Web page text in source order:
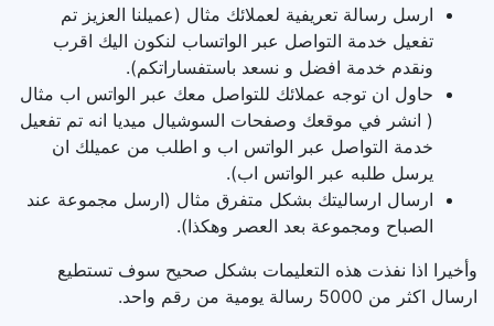
ارسل رسالة تعريفية لعملائك مثال (عميلنا العزيز تم
تفعيل خدمة التواصل عبر الواتساب لنكون اليك اقرب
ونقدم خدمة افضل و نسعد باستفساراتكم).
حاول ان توجه عملائك للتواصل معك عبر الواتس اب مثال
( انشر في موقعك وصفحات السوشيال ميديا انه تم تفعيل
خدمة التواصل عبر الواتس اب و اطلب من عميلك ان
يرسل طلبه عبر الواتس اب).
ارسال ارساليتك بشكل متفرق مثال (ارسل مجموعة عند
الصباح ومجموعة بعد العصر وهكذا).
وأخيرا اذا نفذت هذه التعليمات بشكل صحيح سوف تستطيع
ارسال اكثر من 5000 رسالة يومية من رقم واحد.